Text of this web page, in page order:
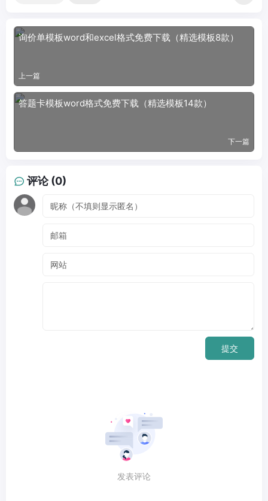
询价单模板word和excel格式免费下载（精选模板8款）
上一篇
答题卡模板word格式免费下载（精选模板14款）
下一篇
评论 (0)
提交
发表评论